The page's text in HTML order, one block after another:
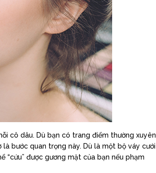
cô dâu. Dù bạn có trang điểm thường xuyên
bước quan trọng này. Dù là một bộ váy cưới
“cứu” được gương mặt của bạn nếu phạm